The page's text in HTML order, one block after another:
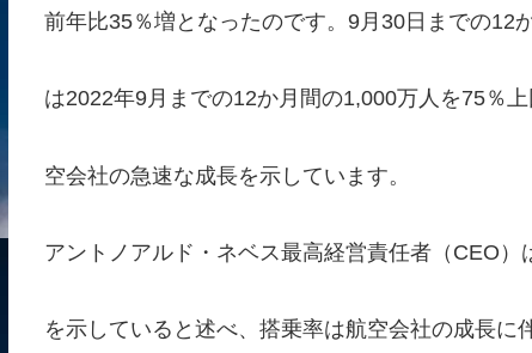
前年比35％増となったのです。9月30日までの12
は2022年9月までの12か月間の1,000万人を75％
空会社の急速な成長を示しています。
アントノアルド・ネベス最高経営責任者（CEO）
を示していると述べ、搭乗率は航空会社の成長